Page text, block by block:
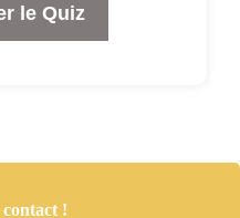
le Quiz
contact !